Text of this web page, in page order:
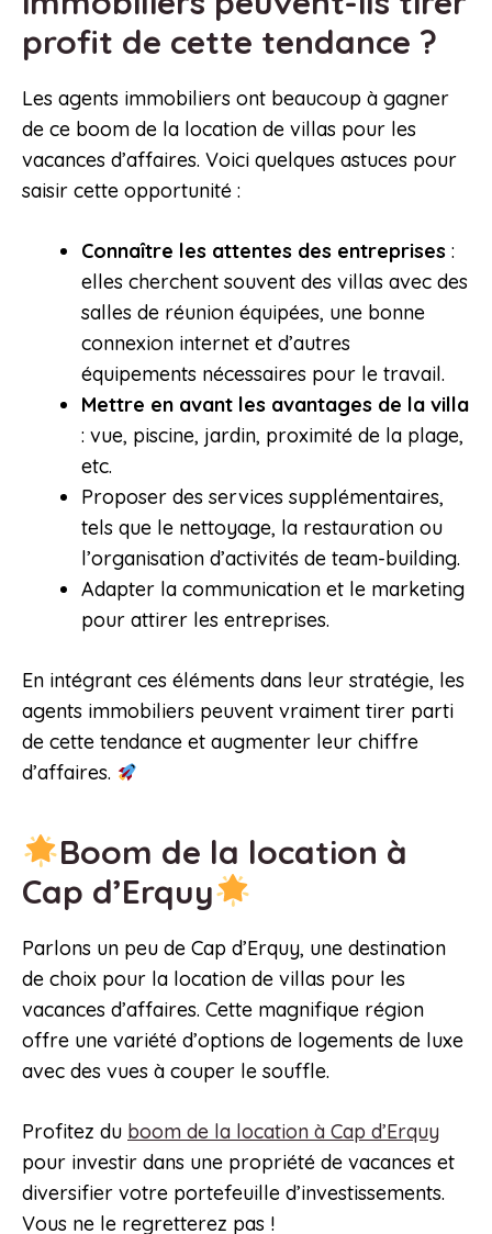
profit de cette tendance ?
Les agents immobiliers ont beaucoup à gagner
de ce boom de la location de villas pour les
vacances d’affaires. Voici quelques astuces pour
saisir cette opportunité :
Connaître les attentes des entreprises :
elles cherchent souvent des villas avec des
salles de réunion équipées, une bonne
connexion internet et d’autres
équipements nécessaires pour le travail.
Mettre en avant les avantages de la villa
: vue, piscine, jardin, proximité de la plage,
etc.
Proposer des services supplémentaires,
tels que le nettoyage, la restauration ou
l’organisation d’activités de team-building.
Adapter la communication et le marketing
pour attirer les entreprises.
En intégrant ces éléments dans leur stratégie, les
agents immobiliers peuvent vraiment tirer parti
de cette tendance et augmenter leur chiffre
d’affaires.
Boom de la location à
Cap d’Erquy
Parlons un peu de Cap d’Erquy, une destination
de choix pour la location de villas pour les
vacances d’affaires. Cette magnifique région
offre une variété d’options de logements de luxe
avec des vues à couper le souffle.
Profitez du boom de la location à Cap d’Erquy
pour investir dans une propriété de vacances et
diversifier votre portefeuille d’investissements.
Vous ne le regretterez pas !